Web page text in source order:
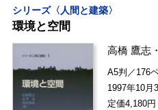
シリーズ〈人間と建築〉
環境と空間
高橋 鷹志
A5判／176
1997年10月
定価4,180円